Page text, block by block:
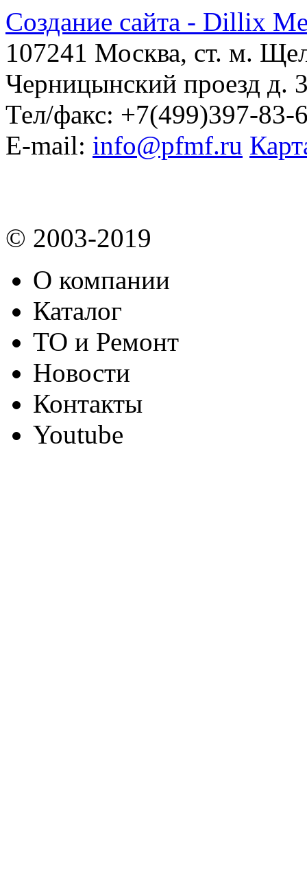
Создание сайта - Dillix
107241 Москва, ст. м.
Черницынский проезд д.
Тел/факс: +7(499)397-83-
E-mail: info@pfmf.ru
© 2003-2019
О компании
Каталог
ТО и Ремонт
Новости
Контакты
Youtube